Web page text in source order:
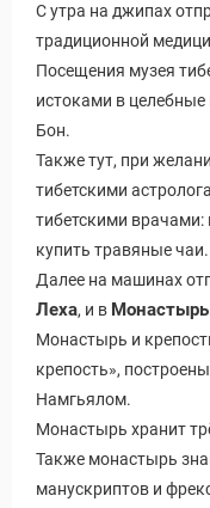
С утра на джипах
традиционной
Посещения музея
истоками в
Бон.
Также тут, при
тибетскими
тибетскими врачами:
купить травяные чаи.
Далее на машинах
Леха, и в
Монастырь и
крепость»,
Намгьялом.
Монастырь хранит
Также монастырь
манускриптов и